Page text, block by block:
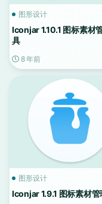
图形设计
Iconjar 1.10.1 图标素材
具
8 年前
图形设计
Iconjar 1.9.1 图标素材管